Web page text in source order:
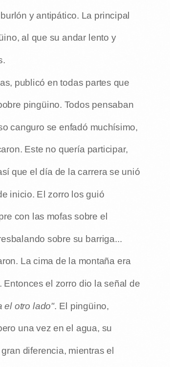
y antipático. La principal
al que su andar lento y
publicó en todas partes que
pingüino. Todos pensaban
canguro se enfadó muchísimo,
Este no quería participar,
que el día de la carrera se unió
inicio. El zorro los guió
con las mofas sobre el
sobre su barriga...
La cima de la montaña era
el zorro dio la señal de
el otro lado". El pingüino,
una vez en el agua, su
diferencia, mientras el